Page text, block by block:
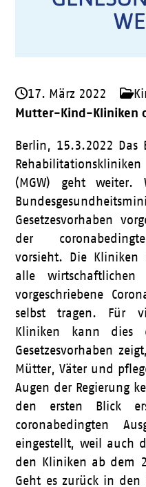
17. März 2022
Mutter-Kind-Kliniken
Berlin, 15.3.2022 Das
(MGW) geht
Gesetzesvorhaben
der
vorsieht. Die
alle
vorgeschriebene
selbst tragen. Für
Kliniken kann dies
Gesetzesvorhaben
Mütter, Väter und
Augen der Regierung
den ersten Blick
coronabedingten
eingestellt, weil auch
den Kliniken ab dem
Geht es zurück in den